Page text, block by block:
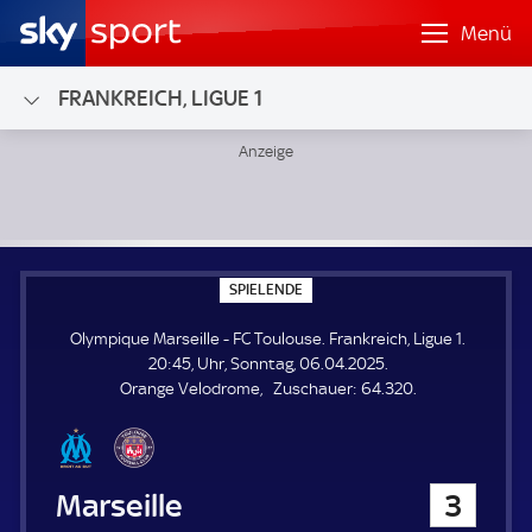
Menü
FRANKREICH, LIGUE 1
SPIELENDE
P
E
L
E
N
Olympique Marseille - FC Toulouse. Frankreich, Ligue 1.
20:45, Uhr, Sonntag, 06.04.2025.
Orange Velodrome
Zuschauer: Z
64.320.
Olympique Marseille 3